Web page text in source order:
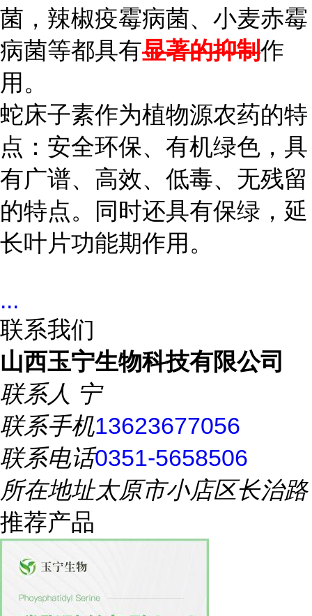
菌，辣椒疫霉病菌、小麦赤霉
病菌等都具有显著的抑制作
用。
蛇床子素作为植物源农药的特
点：安全环保、有机绿色，具
有广谱、高效、低毒、无残留
的特点。同时还具有保绿，延
长叶片功能期作用。
...
联系我们
山西玉宁生物科技有限公司
联系人 宁
联系手机13623677056
联系电话0351-5658506
所在地址太原市小店区长治路
推荐产品